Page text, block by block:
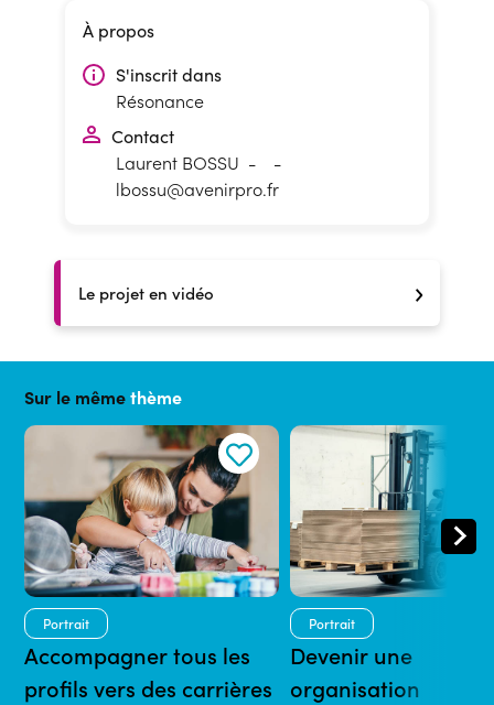
À propos
S'inscrit dans
Résonance
Contact
Laurent BOSSU -
-
lbossu@avenirpro.fr
Le projet en vidéo
Sur le mêmethème
Portrait
Accompagner tous les
profils vers des carrières
Portrait
Devenir une
organisation